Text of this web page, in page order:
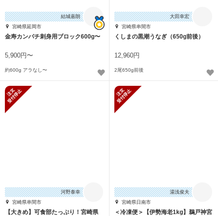
結城嘉朗
宮崎県延岡市
金寿カンパチ刺身用ブロック600g〜
5,900円〜
約600g アラなし〜
大田幸宏
宮崎県串間市
くしまの黒潮うなぎ（650g前後）
12,960円
2尾650g前後
河野泰幸
宮崎県串間市
【大きめ】可食部たっぷり！宮崎県
湯浅俊夫
宮崎県日南市
＜冷凍便＞【伊勢海老1kg】鵜戸神宮